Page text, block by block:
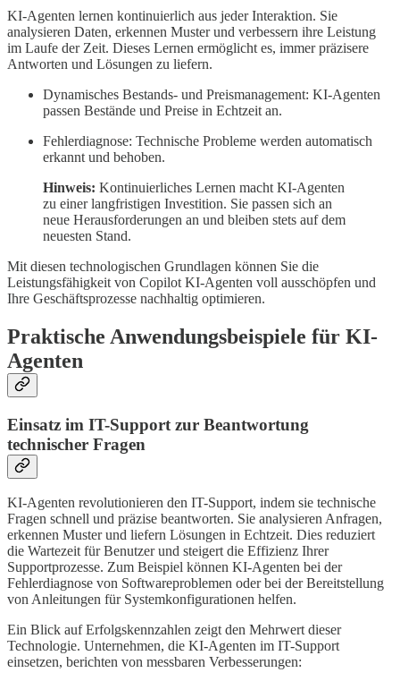
KI-Agenten lernen kontinuierlich aus jeder Interaktion. Sie
analysieren Daten, erkennen Muster und verbessern ihre Leistung
im Laufe der Zeit. Dieses Lernen ermöglicht es, immer präzisere
Antworten und Lösungen zu liefern.
Dynamisches Bestands- und Preismanagement: KI-Agenten
passen Bestände und Preise in Echtzeit an.
Fehlerdiagnose: Technische Probleme werden automatisch
erkannt und behoben.
Hinweis: Kontinuierliches Lernen macht KI-Agenten
zu einer langfristigen Investition. Sie passen sich an
neue Herausforderungen an und bleiben stets auf dem
neuesten Stand.
Mit diesen technologischen Grundlagen können Sie die
Leistungsfähigkeit von Copilot KI-Agenten voll ausschöpfen und
Ihre Geschäftsprozesse nachhaltig optimieren.
Praktische Anwendungsbeispiele für KI-
Agenten
Einsatz im IT-Support zur Beantwortung
technischer Fragen
KI-Agenten revolutionieren den IT-Support, indem sie technische
Fragen schnell und präzise beantworten. Sie analysieren Anfragen,
erkennen Muster und liefern Lösungen in Echtzeit. Dies reduziert
die Wartezeit für Benutzer und steigert die Effizienz Ihrer
Supportprozesse. Zum Beispiel können KI-Agenten bei der
Fehlerdiagnose von Softwareproblemen oder bei der Bereitstellung
von Anleitungen für Systemkonfigurationen helfen.
Ein Blick auf Erfolgskennzahlen zeigt den Mehrwert dieser
Technologie. Unternehmen, die KI-Agenten im IT-Support
einsetzen, berichten von messbaren Verbesserungen: